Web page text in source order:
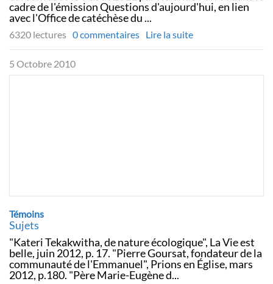
cadre de l'émission Questions d'aujourd'hui, en lien
avec l'Office de catéchèse du ...
6320 lectures 0 commentaires Lire la suite
5 Octobre 2010
Témoins
Sujets
"Kateri Tekakwitha, de nature écologique", La Vie est
belle, juin 2012, p. 17. "Pierre Goursat, fondateur de la
communauté de l'Emmanuel", Prions en Église, mars
2012, p.180. "Père Marie-Eugène d...